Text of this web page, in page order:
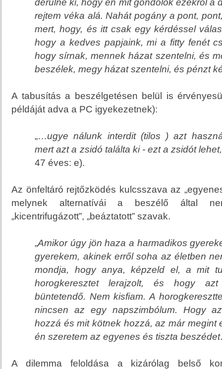
derülne ki, hogy én mit gondolok ezekről a
rejtem véka alá. Nahát pogány a pont,
mert, hogy, és itt csak egy kérdéssel
hogy a kedves papjaink, mi a fitty fenét
hogy sírnak, mennek házat szentelni, és
beszélek, megy házat szentelni, és pénzt
A tabusítás a beszélgetésen belül is
példáját adva a PC igyekezetnek):
„…ugye nálunk interdit (tilos ) azt
mert azt a zsidó találta ki - ezt a zsidót
47 éves: e).
Az önfeltáró rejtőzködés kulcsszava az
melynek alternatívái a beszélő által
„kicentrifugázott”, „beáztatott” szavak.
„Amikor úgy jön haza a harmadikos
gyerekem, akinek erről soha az életben
mondja, hogy anya, képzeld el, a mit
horogkeresztet lerajzolt, és hogy
büntetendő. Nem kisfiam. A
nincsen az egy napszimbólum. Hogy
hozzá és mit kötnek hozzá, az már megint
én szeretem az egyenes és tiszta
A dilemma feloldása a kizárólag belső